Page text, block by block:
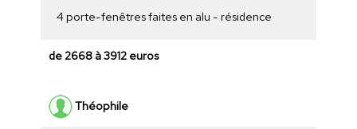
4 porte-fenêtres faites en alu - résidence
de 2668 à 3912 euros
Théophile